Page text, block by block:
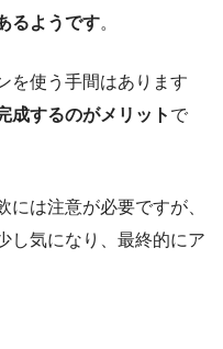
るようです。
を使う手間はあります
成するのがメリット で
には注意が必要ですが、
し気になり、最終的にア